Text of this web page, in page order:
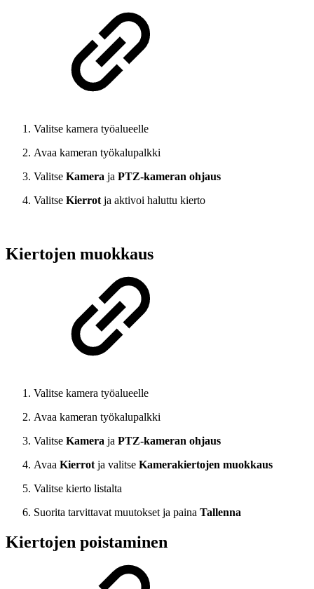
Valitse kamera työalueelle
Avaa kameran työkalupalkki
Valitse Kamera ja PTZ-kameran ohjaus
Valitse Kierrot ja aktivoi haluttu kierto
Kiertojen muokkaus
Valitse kamera työalueelle
Avaa kameran työkalupalkki
Valitse Kamera ja PTZ-kameran ohjaus
Avaa Kierrot ja valitse Kamerakiertojen muokkaus
Valitse kierto listalta
Suorita tarvittavat muutokset ja paina Tallenna
Kiertojen poistaminen